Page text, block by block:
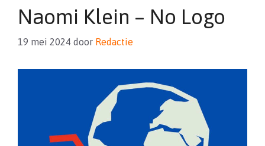
Naomi Klein – No Logo
19 mei 2024 door Redactie